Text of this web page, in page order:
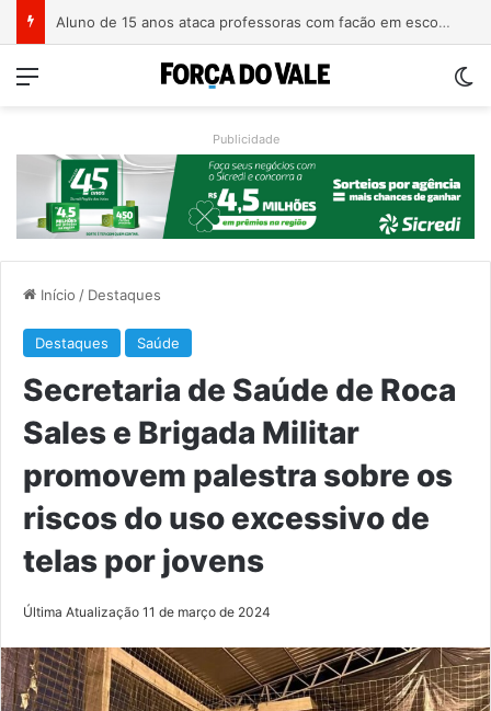
Homem é preso com revólver de numeração raspada em Teutônia
Menu
Publicidade
Início / Destaques
Destaques Saúde
Secretaria de Saúde de Roca
Sales e Brigada Militar
promovem palestra sobre os
riscos do uso excessivo de
telas por jovens
Última Atualização 11 de março de 2024